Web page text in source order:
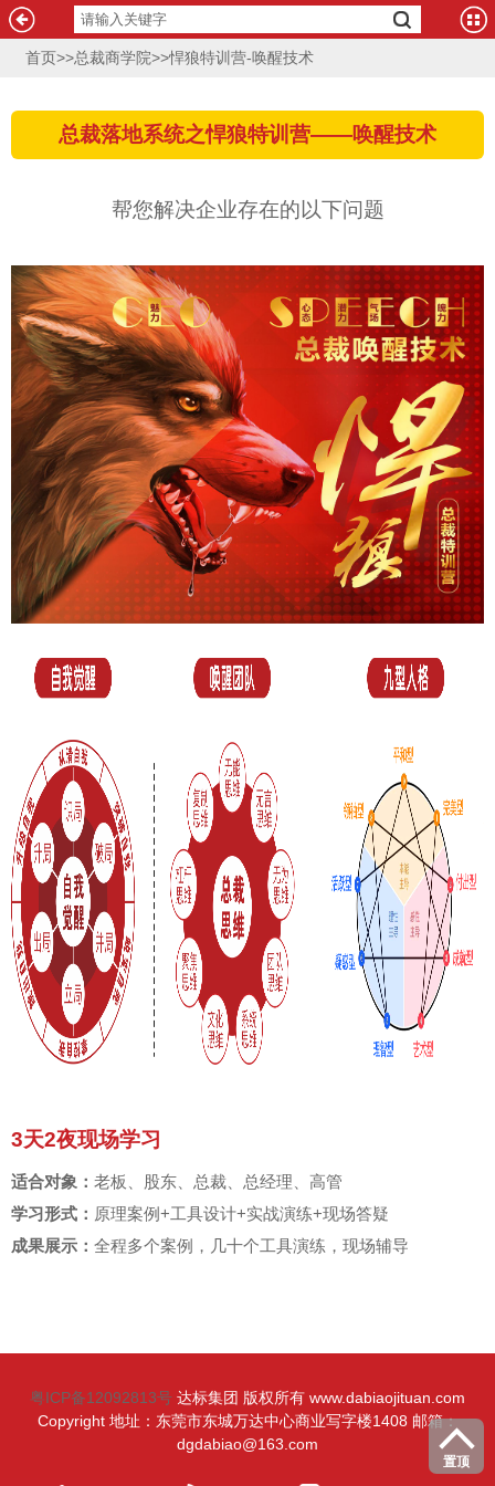
首页>>总裁商学院>>悍狼特训营-唤醒技术
总裁落地系统之悍狼特训营——唤醒技术
帮您解决企业存在的以下问题
3天2夜现场学习
适合对象： 老板、股东、总裁、总经理、高管
学习形式： 原理案例+工具设计+实战演练+现场答疑
成果展示： 全程多个案例，几十个工具演练，现场辅导
置顶
粤ICP备12092813号 达标集团 版权所有 www.dabiaojituan.com
Copyright 地址：东莞市东城万达中心商业写字楼1408 邮箱：
dgdabiao@163.com